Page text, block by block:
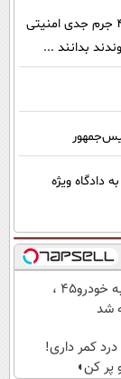
گفته‌های یک روحانی تندرو و ردپای بیش از ۳ یا ۴ جرم جدی امنیتی
دادگاه ویژه
بعد از مراجعه به خودرو45 ،
شد
کمر داری!
پر کن◖